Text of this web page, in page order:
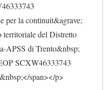
per la continuit&agrave;
territoriale del Distretto
APSS di Trento&nbsp;
SCXW46333743
span></p>